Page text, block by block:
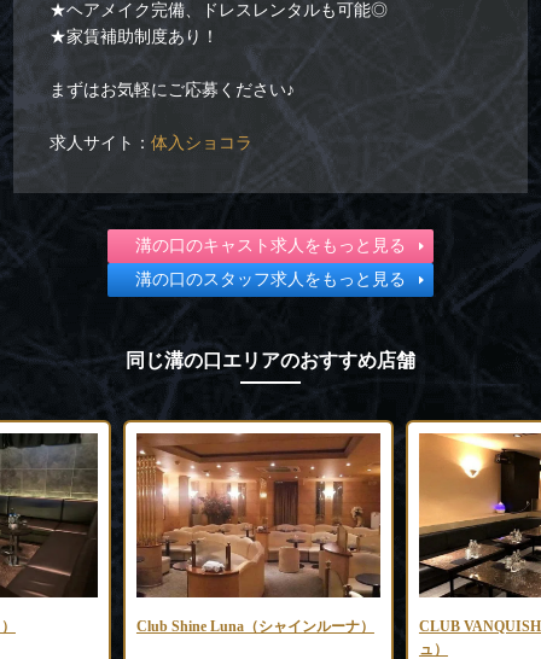
★ヘアメイク完備、ドレスレンタルも可能◎
★家賃補助制度あり！
まずはお気軽にご応募ください♪
求人サイト：体入ショコラ
溝の口のキャスト求人をもっと見る
溝の口のスタッフ求人をもっと見る
同じ溝の口エリアのおすすめ店舗
Club Shine Luna（シャインルーナ）
CLUB
ュ）